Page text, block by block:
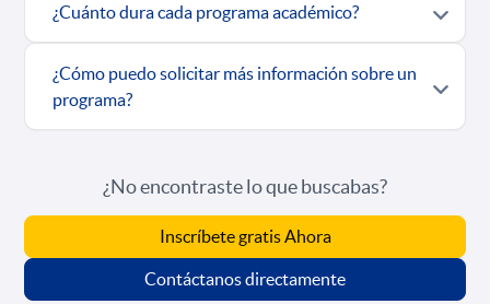
¿Cuánto dura cada programa académico?
¿Cómo puedo solicitar más información sobre un
programa?
¿No encontraste lo que buscabas?
Inscríbete gratis Ahora
Contáctanos directamente